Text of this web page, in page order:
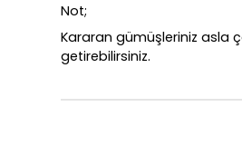
Not;
Kararan gümüşleriniz asla
getirebilirsiniz.